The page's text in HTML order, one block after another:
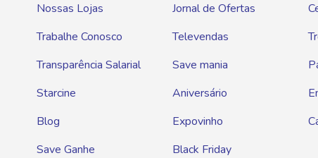
Nossas Lojas
Trabalhe Conosco
Transparência Salarial
Starcine
Blog
Save Ganhe
Jornal de Ofertas
Televendas
Save mania
Aniversário
Expovinho
Black Friday